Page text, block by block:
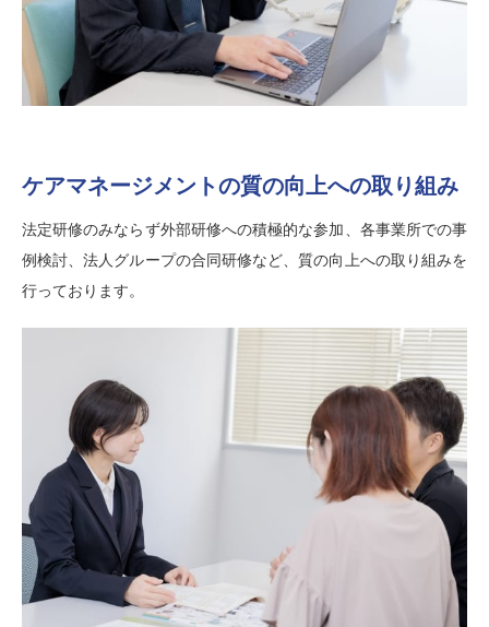
ケアマネージメントの質の向上への取り組み
法定研修のみならず外部研修への積極的な参加、各事業所での事
例検討、法人グループの合同研修など、質の向上への取り組みを
行っております。